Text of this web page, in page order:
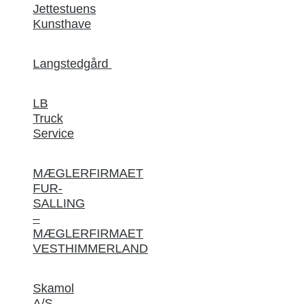
Jettestuens
Kunsthave
Langstedgård
LB
Truck
Service
MÆGLERFIRMAET
FUR-
SALLING
–
MÆGLERFIRMAET
VESTHIMMERLAND
Skamol